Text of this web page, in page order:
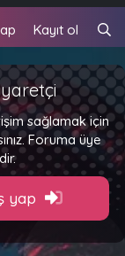
Kayıt ol
sağlamak için
Foruma üye
yap